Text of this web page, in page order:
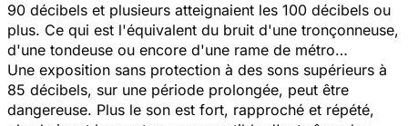
90 décibels et plusieurs atteignaient les 100 décibels ou
plus. Ce qui est l'équivalent du bruit d'une tronçonneuse,
d'une tondeuse ou encore d'une rame de métro…
Une exposition sans protection à des sons supérieurs à
85 décibels, sur une période prolongée, peut être
dangereuse. Plus le son est fort, rapproché et répété,